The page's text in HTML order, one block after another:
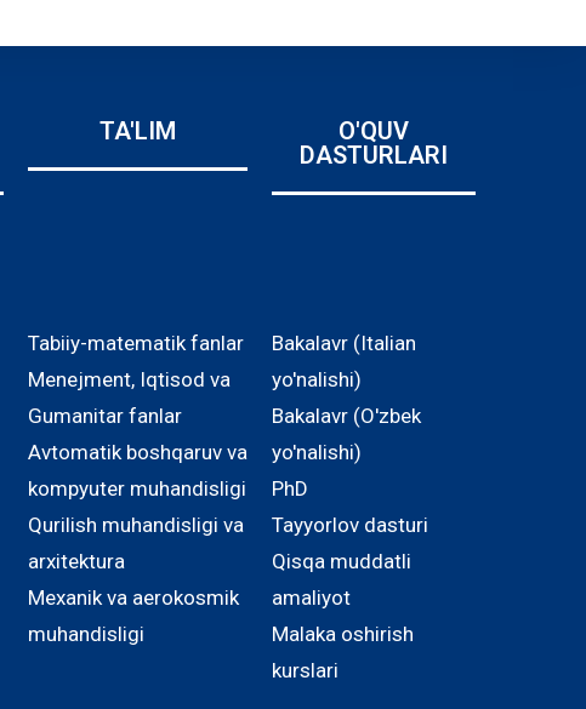
TA'LIM
O'QUV
DASTURLARI
Tabiiy-matematik fanlar
Menejment, Iqtisod va
Gumanitar fanlar
Avtomatik boshqaruv va
kompyuter muhandisligi
Qurilish muhandisligi va
arxitektura
Mexanik va aerokosmik
muhandisligi
Bakalavr (Italian
yo'nalishi)
Bakalavr (O'zbek
yo'nalishi)
PhD
Tayyorlov dasturi
Qisqa muddatli
amaliyot
Malaka oshirish
kurslari